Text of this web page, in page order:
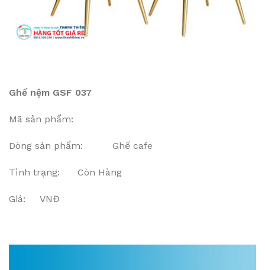
Ghế nệm GSF 037
Mã sản phẩm:
Dòng sản phẩm: Ghế cafe
Tình trạng: Còn Hàng
Giá: VNĐ